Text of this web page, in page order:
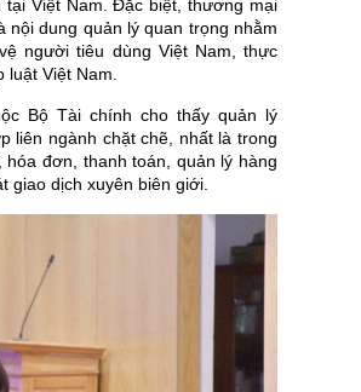
Việt Nam. Đặc biệt, thương mại
dung quản lý quan trọng nhằm
người tiêu dùng Việt Nam, thực
Việt Nam.
Bộ Tài chính cho thấy quản lý
liên ngành chặt chẽ, nhất là trong
đơn, thanh toán, quản lý hàng
giao dịch xuyên biên giới.